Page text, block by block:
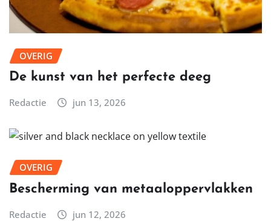
OVERIG
De kunst van het perfecte deeg
Redactie jun 13, 2026
OVERIG
Bescherming van metaaloppervlakken
Redactie jun 12, 2026